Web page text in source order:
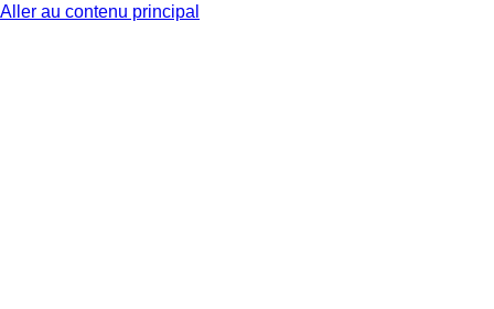
Aller au contenu principal